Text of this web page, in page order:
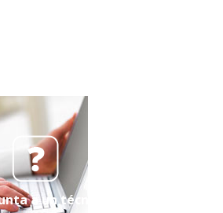
a un técnico de apoyo